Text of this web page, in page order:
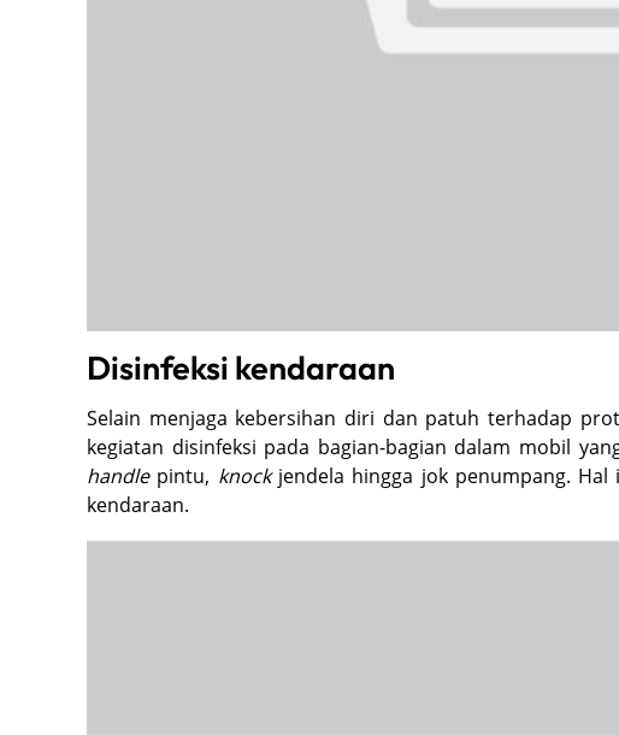
Disinfeksi kendaraan
Selain menjaga kebersihan diri dan patuh terhadap
kegiatan disinfeksi pada bagian-bagian dalam mobil
handlepintu, knockjendela hingga jok penumpang. Hal
kendaraan.